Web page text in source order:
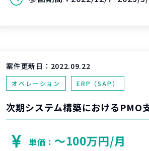
案件更新日： 2022.09.22
オペレーション ERP（SAP）
次期システム構築におけるPMO
単価： 〜100万円/月